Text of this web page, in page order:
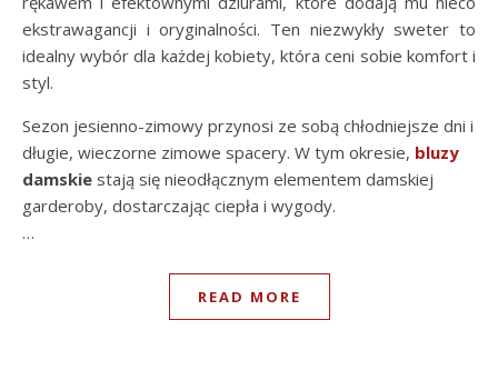
ekstrawagancji i oryginalności. Ten niezwykły sweter to
idealny wybór dla każdej kobiety, która ceni sobie komfort i
styl.
Sezon jesienno-zimowy przynosi ze sobą chłodniejsze dni i
długie, wieczorne zimowe spacery. W tym okresie, bluzy
damskie stają się nieodłącznym elementem damskiej
garderoby, dostarczając ciepła i wygody.
…
READ MORE